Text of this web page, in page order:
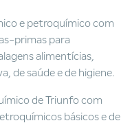
e petroquímico com
primas para
alimentícias,
de saúde e de higiene.
de Triunfo com
básicos e de